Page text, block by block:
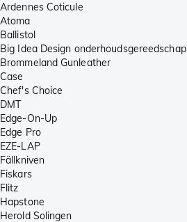
Ardennes Coticule
Atoma
Ballistol
Big Idea Design onderhoudsgereedschap
Brommeland Gunleather
Case
Chef's Choice
DMT
Edge-On-Up
Edge Pro
EZE-LAP
Fällkniven
Fiskars
Flitz
Hapstone
Herold Solingen